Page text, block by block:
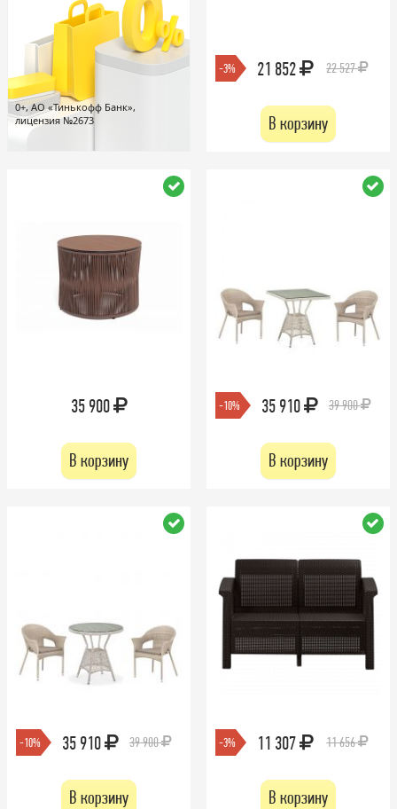
0+, АО «Тинькофф Банк»,
лицензия №2673
-3% 21 852 22 527
В корзину
35 900
В корзину
-10% 35 910 39 900
В корзину
-10% 35 910 39 900
В корзину
-3% 11 307 11 656
В корзину